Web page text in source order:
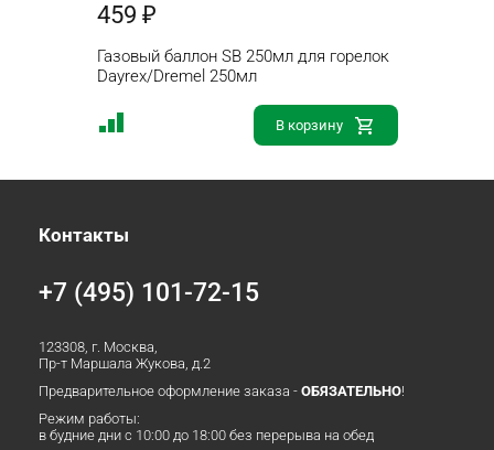
459 ₽
Газовый баллон SB 250мл для горелок
Dayrex/Dremel 250мл
В корзину
Контакты
+7 (495) 101-72-15
123308, г. Москва,
Пр-т Маршала Жукова, д.2
Предварительное оформление заказа - ОБЯЗАТЕЛЬНО!
Режим работы:
в будние дни с 10:00 до 18:00 без перерыва на обед